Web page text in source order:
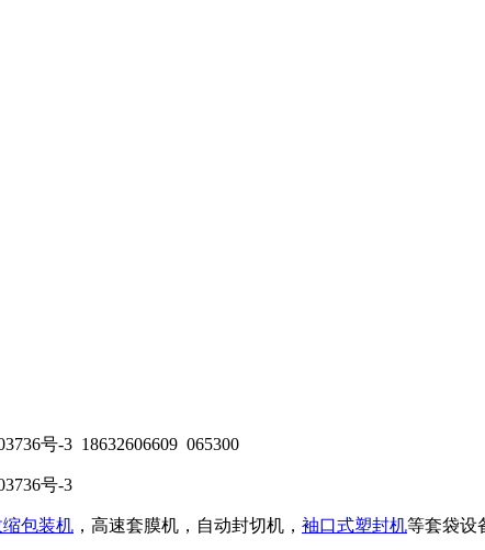
号-3 18632606609 065300
号-3
包装机 ，高速套膜机，自动封切机， 袖口式塑封机等套袋设